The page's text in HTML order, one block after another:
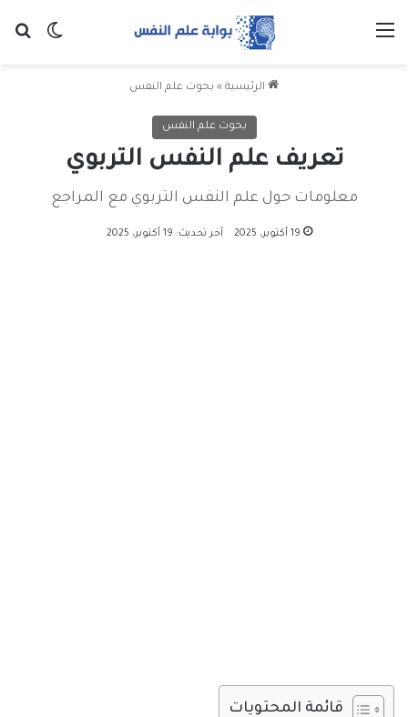
الرئيسية » بحوث علم النفس
بحوث علم النفس
تعريف علم النفس التربوي
معلومات حول علم النفس التربوي مع المراجع
19 أكتوبر، 2025 آخر تحديث: 19 أكتوبر، 2025
قائمة المحتويات